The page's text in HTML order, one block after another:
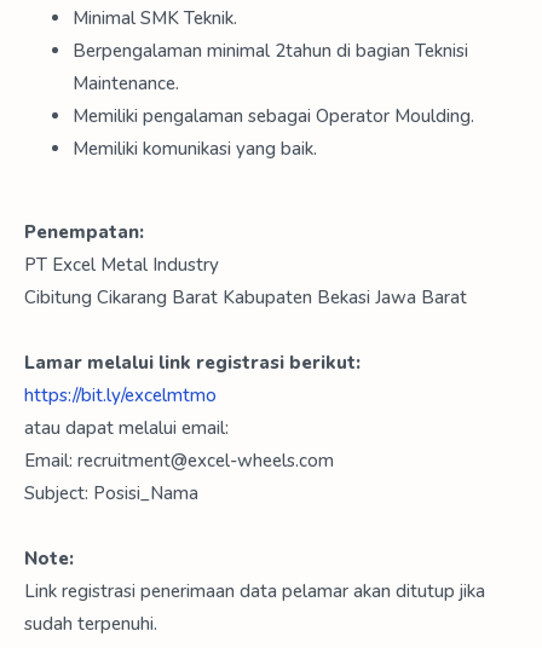
Minimal SMK Teknik.
Berpengalaman minimal 2tahun di bagian Teknisi
Maintenance.
Memiliki pengalaman sebagai Operator Moulding.
Memiliki komunikasi yang baik.
Penempatan:
PT Excel Metal Industry
Cibitung Cikarang Barat Kabupaten Bekasi Jawa Barat
Lamar melalui link registrasi berikut:
https://bit.ly/excelmtmo
atau dapat melalui email:
Email: recruitment@excel-wheels.com
Subject: Posisi_Nama
Note:
Link registrasi penerimaan data pelamar akan ditutup jika
sudah terpenuhi.